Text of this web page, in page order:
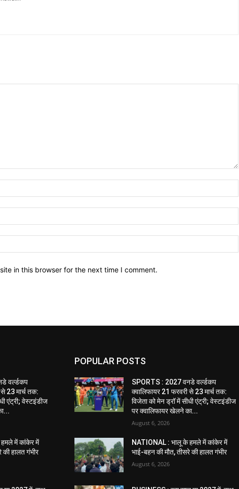
in this browser for the next time I comment.
वर्ल्डकप
23 मार्च तक:
एंट्री; वेस्टइंडीज
में कांकेर में
की हालत गंभीर
POPULAR POSTS
SPORTS : 2027 वनडे वर्ल्डकप
क्वालिफायर 21 फरवरी से 23 मार्च तक:
विजेता को मेन ड्रॉ में सीधी एंट्री; वेस्टइंडीज
पर क्वालिफायर खेलने का...
August 6, 2026
NATIONAL : भालू के हमले में कांकेर में
भाई-बहन की मौत, तीसरे की हालत गंभीर
August 6, 2026